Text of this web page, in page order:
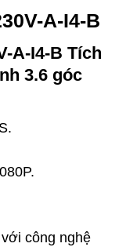
A-I4-B
A-I4-B Tích
3.6 góc
công nghệ